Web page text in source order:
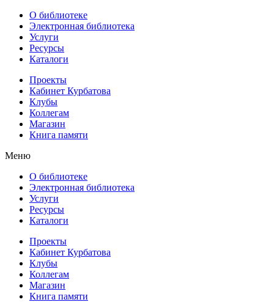
О библиотеке
Электронная библиотека
Услуги
Ресурсы
Каталоги
Проекты
Кабинет Курбатова
Клубы
Коллегам
Магазин
Книга памяти
Меню
О библиотеке
Электронная библиотека
Услуги
Ресурсы
Каталоги
Проекты
Кабинет Курбатова
Клубы
Коллегам
Магазин
Книга памяти